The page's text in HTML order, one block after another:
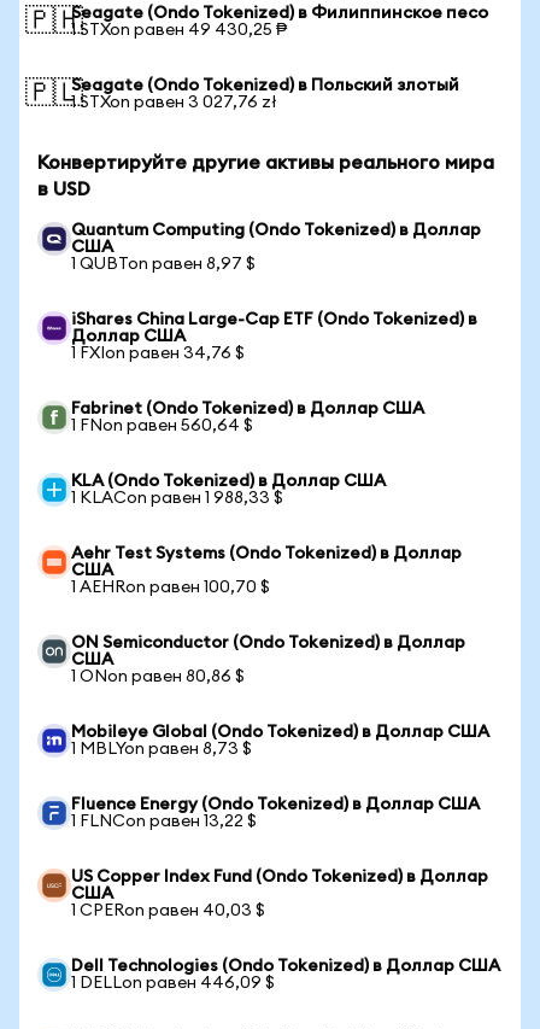
🇵🇭Seagate (Ondo Tokenized) в Филиппинское песо
1 STXon равен 49 430,25 ₱
🇵🇱Seagate (Ondo Tokenized) в Польский злотый
1 STXon равен 3 027,76 zł
Конвертируйте другие активы реального мира
в USD
Quantum Computing (Ondo Tokenized) в Доллар
США
1 QUBTon равен 8,97 $
iShares China Large-Cap ETF (Ondo Tokenized) в
Доллар США
1 FXIon равен 34,76 $
Fabrinet (Ondo Tokenized) в Доллар США
1 FNon равен 560,64 $
KLA (Ondo Tokenized) в Доллар США
1 KLACon равен 1 988,33 $
Aehr Test Systems (Ondo Tokenized) в Доллар
США
1 AEHRon равен 100,70 $
ON Semiconductor (Ondo Tokenized) в Доллар
США
1 ONon равен 80,86 $
Mobileye Global (Ondo Tokenized) в Доллар США
1 MBLYon равен 8,73 $
Fluence Energy (Ondo Tokenized) в Доллар США
1 FLNCon равен 13,22 $
US Copper Index Fund (Ondo Tokenized) в Доллар
США
1 CPERon равен 40,03 $
Dell Technologies (Ondo Tokenized) в Доллар США
1 DELLon равен 446,09 $